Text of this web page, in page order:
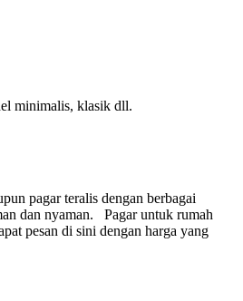
minimalis, klasik dll.
pagar teralis dengan berbagai
dan nyaman.
Pagar untuk rumah
pesan di sini dengan harga yang